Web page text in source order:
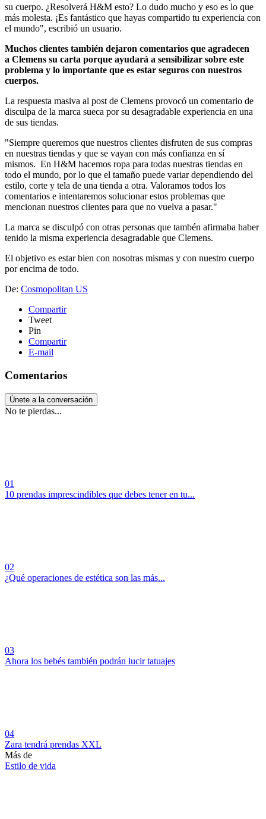
su cuerpo. ¿Resolverá H&M esto? Lo dudo mucho y eso es lo que
más molesta. ¡Es fantástico que hayas compartido tu experiencia con
el mundo", escribió un usuario.
Muchos clientes también dejaron comentarios que agradecen
a Clemens su carta porque ayudará a sensibilizar sobre este
problema y lo importante que es estar seguros con nuestros
cuerpos.
La respuesta masiva al post de Clemens provocó un comentario de
disculpa de la marca sueca por su desagradable experiencia en una
de sus tiendas.
"Siempre queremos que nuestros clientes disfruten de sus compras
en nuestras tiendas y que se vayan con más confianza en sí
mismos. En H&M hacemos ropa para todas nuestras tiendas en
todo el mundo, por lo que el tamaño puede variar dependiendo del
estilo, corte y tela de una tienda a otra. Valoramos todos los
comentarios e intentaremos solucionar estos problemas que
mencionan nuestros clientes para que no vuelva a pasar."
La marca se disculpó con otras personas que tambén afirmaba haber
tenido la misma experiencia desagradable que Clemens.
El objetivo es estar bien con nosotras mismas y con nuestro cuerpo
por encima de todo.
De: Cosmopolitan US
Compartir
Tweet
Pin
Compartir
E-mail
Comentarios
Únete a la conversación
No te pierdas...
01
10 prendas imprescindibles que debes tener en tu...
02
¿Qué operaciones de estética son las más...
03
Ahora los bebés también podrán lucir tatuajes
04
Zara tendrá prendas XXL
Más de
Estilo de vida